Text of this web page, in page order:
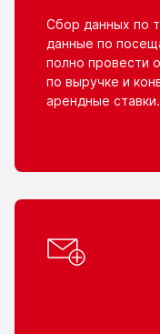
Сбор данных по
данные по
полно провести
по выручке и
арендные ставки.